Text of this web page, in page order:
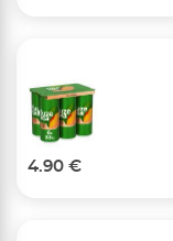
4.90 €